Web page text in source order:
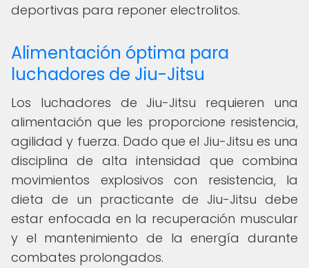
deportivas para reponer electrolitos.
Alimentación óptima para
luchadores de Jiu-Jitsu
Los luchadores de Jiu-Jitsu requieren una
alimentación que les proporcione resistencia,
agilidad y fuerza. Dado que el Jiu-Jitsu es una
disciplina de alta intensidad que combina
movimientos explosivos con resistencia, la
dieta de un practicante de Jiu-Jitsu debe
estar enfocada en la recuperación muscular
y el mantenimiento de la energía durante
combates prolongados.